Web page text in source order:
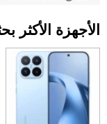
الأجهزة الأكثر